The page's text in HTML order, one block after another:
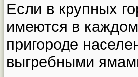
Если в крупных
имеются в
пригороде
выгребными